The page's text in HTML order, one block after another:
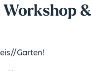
Workshop &
Garten!